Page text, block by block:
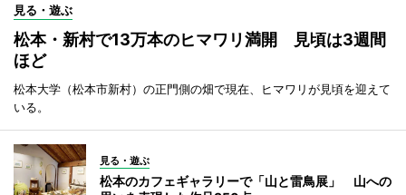
見る・遊ぶ
松本・新村で13万本のヒマワリ満開 見頃は3週間
ほど
松本大学（松本市新村）の正門側の畑で現在、ヒマワリが見頃を迎えて
いる。
見る・遊ぶ
松本のカフェギャラリーで「山と雷鳥展」 山への